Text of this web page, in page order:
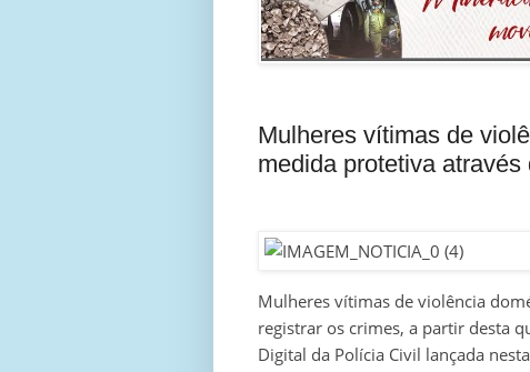
Mulheres vítimas de
medida protetiva
Mulheres vítimas de violência
registrar os crimes, a partir desta
Digital da Polícia Civil lançada